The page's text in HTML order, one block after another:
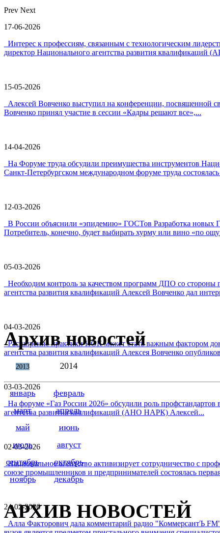
Prev Next
17-06-2026
Интерес к профессиям, связанным с технологическим
директор Национального агентства развития квалификаций
15-05-2026
Алексей Вовченко выступил на конференции,
Вовченко принял участие в сессии «Кадры решают все»,...
14-04-2026
На Форуме труда обсудили преимущества инструментов
Санкт-Петербургском международном форуме труда
12-03-2026
В России объяснили «эпидемию» ГОСТов Разработка новых
Потребитель, конечно, будет выбирать хурму или вино «по
05-03-2026
Необходим контроль за качеством программ ДПО со
агентства развития квалификаций Алексей Вовченко дал
04-03-2026
Расширение практики НОК может стать важным фактором
агентства развития квалификаций Алексея Вовченко
03-03-2026
На форуме «Газ России 2026» обсудили роль
агентства развития квалификаций (АНО НАРК) Алексей...
02-03-2026
Национальное агентство активизирует сотрудничество с
союзе промышленников и предпринимателей состоялась
24-02-2026
Алла Факторович дала комментарий радио "КоммерсантЪ
Архив новостей
2013 2014
январь
февраль
март
апрель
май
июнь
июль
август
сентябрь
октябрь
ноябрь
декабрь
АРХИВ НОВОСТЕЙ